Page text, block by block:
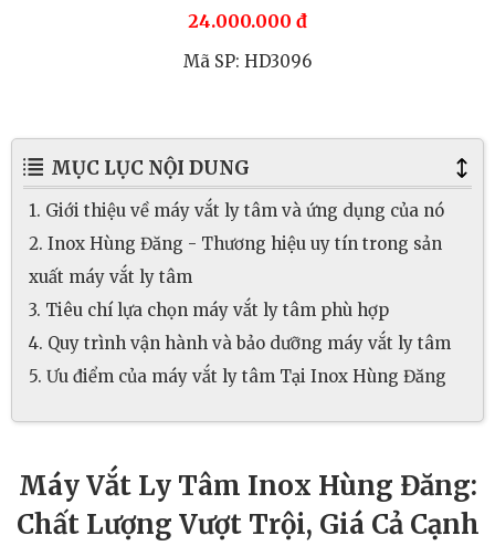
24.000.000 đ
Mã SP: HD3096
MỤC LỤC NỘI DUNG
1. Giới thiệu về máy vắt ly tâm và ứng dụng của nó
2. Inox Hùng Đăng - Thương hiệu uy tín trong sản
xuất máy vắt ly tâm
3. Tiêu chí lựa chọn máy vắt ly tâm phù hợp
4. Quy trình vận hành và bảo dưỡng máy vắt ly tâm
5. Ưu điểm của máy vắt ly tâm Tại Inox Hùng Đăng
Máy Vắt Ly Tâm Inox Hùng Đăng:
Chất Lượng Vượt Trội, Giá Cả Cạnh